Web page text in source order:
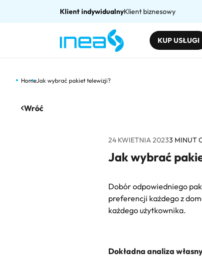
Klient indywidualnyKlient biznesowy
KUP USŁUGI
HomeJak wybrać pakiet telewizji?
Wróć
24 KWIETNIA 20233 MINUT
Jak wybrać
Dobór odpowiedniego
preferencji każdego z
każdego użytkownika.
Dokładna analiza